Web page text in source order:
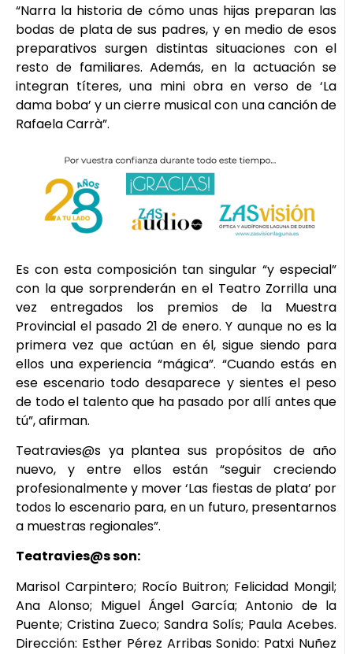
“Narra la historia de cómo unas hijas preparan las
bodas de plata de sus padres, y en medio de esos
preparativos surgen distintas situaciones con el
resto de familiares. Además, en la actuación se
integran títeres, una mini obra en verso de ‘La
dama boba’ y un cierre musical con una canción de
Rafaela Carrà”.
Es con esta composición tan singular “y especial”
con la que sorprenderán en el Teatro Zorrilla una
vez entregados los premios de la Muestra
Provincial el pasado 21 de enero. Y aunque no es la
primera vez que actúan en él, sigue siendo para
ellos una experiencia “mágica”. “Cuando estás en
ese escenario todo desaparece y sientes el peso
de todo el talento que ha pasado por allí antes que
tú”, afirman.
Teatravies@s ya plantea sus propósitos de año
nuevo, y entre ellos están “seguir creciendo
profesionalmente y mover ‘Las fiestas de plata’ por
todos lo escenario para, en un futuro, presentarnos
a muestras regionales”.
Teatravies@s son:
Marisol Carpintero; Rocío Buitron; Felicidad Mongil;
Ana Alonso; Miguel Ángel García; Antonio de la
Puente; Cristina Zueco; Sandra Solís; Paula Acebes.
Dirección: Esther Pérez Arribas Sonido: Patxi Nuñez